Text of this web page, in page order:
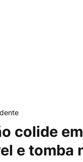
colide em
e tomba